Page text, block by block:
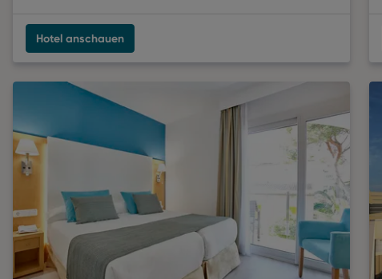
Hotel anschauen